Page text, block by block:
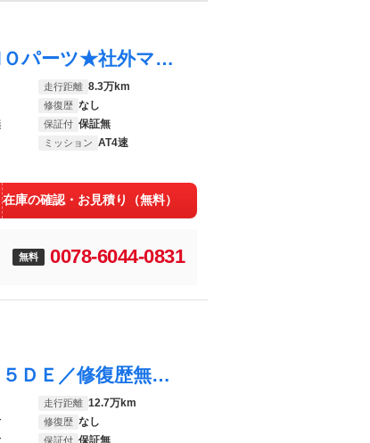
スカイライン ２５ＧＴ★フルエアロ★ＮＩＳＭＯパーツ★社外マフラー★ マナレイスポーツ１９インチアルミ ＮＩＳＭＯフードトップモール タイベル交換済み ＮＩＳＭＯショック ＥＴＣ アイライン イエローフォグ キーレス ステアシフト Ｂｌｕｅｔｏｏｔｈオーディオ 修復歴無
走行距離 8.3万km
修復歴 なし
保証付 保証無
ミッション AT4速
在庫の確認・お見積り（無料）
無料 0078-6044-0831
スカイライン ２５ＧＴ ２ドアクーペ／ＲＢ２５ＤＥ／修復歴無／実走行／純正キセノンヘッドライト／タイベル交換済／
走行距離 12.7万km
修復歴 なし
保証付 保証無